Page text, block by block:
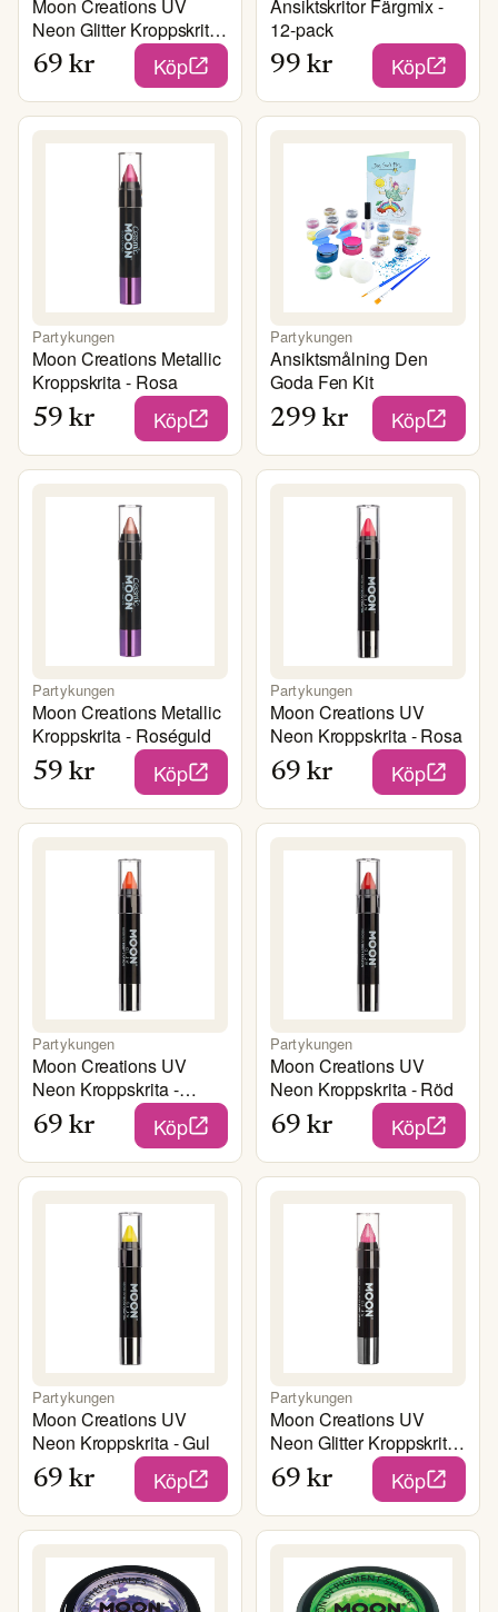
Moon Creations UV
Neon Glitter Kroppskrita
- Grön
69 kr Köp
Ansiktskritor Färgmix -
12-pack
99 kr Köp
Partykungen
Moon Creations Metallic
Kroppskrita - Rosa
59 kr Köp
Partykungen
Ansiktsmålning Den
Goda Fen Kit
299 kr Köp
Partykungen
Moon Creations Metallic
Kroppskrita - Roséguld
59 kr Köp
Partykungen
Moon Creations UV
Neon Kroppskrita - Rosa
69 kr Köp
Partykungen
Moon Creations UV
Neon Kroppskrita -
Orange
69 kr Köp
Partykungen
Moon Creations UV
Neon Kroppskrita - Röd
69 kr Köp
Partykungen
Moon Creations UV
Neon Kroppskrita - Gul
69 kr Köp
Partykungen
Moon Creations UV
Neon Glitter Kroppskrita
- Magenta
69 kr Köp